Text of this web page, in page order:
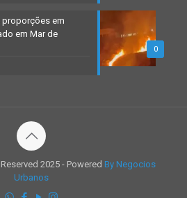
0
em
em Mar de
2025 - Powered By Negocios
Urbanos